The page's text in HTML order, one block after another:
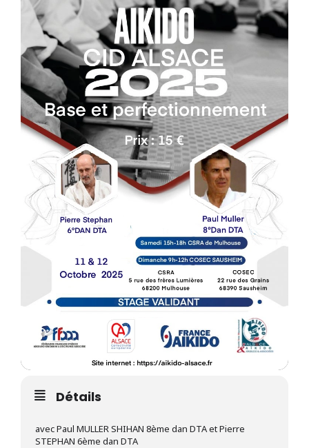
Détails
avec Paul MULLER SHIHAN 8ème dan DTA et Pierre
STEPHAN 6ème dan DTA